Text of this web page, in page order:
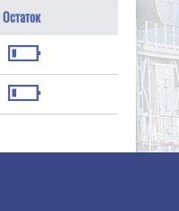
Остаток